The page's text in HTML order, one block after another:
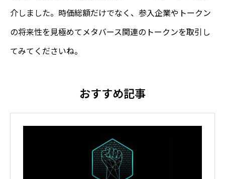
介しました。時価総額だけでなく、参入企業やトークン
の将来性を見極めてメタバース関連のトークンを取引し
てみてくださいね。
おすすめ記事